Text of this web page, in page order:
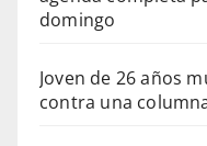
domingo
Joven de 26 años
contra una